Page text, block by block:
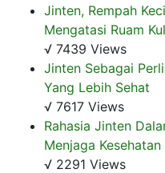
Jinten, Rempah
Mengatasi Ruam
√ 7439 Views
Jinten Sebagai
Yang Lebih Sehat
√ 7617 Views
Rahasia Jinten
Menjaga Kesehatan
√ 2291 Views